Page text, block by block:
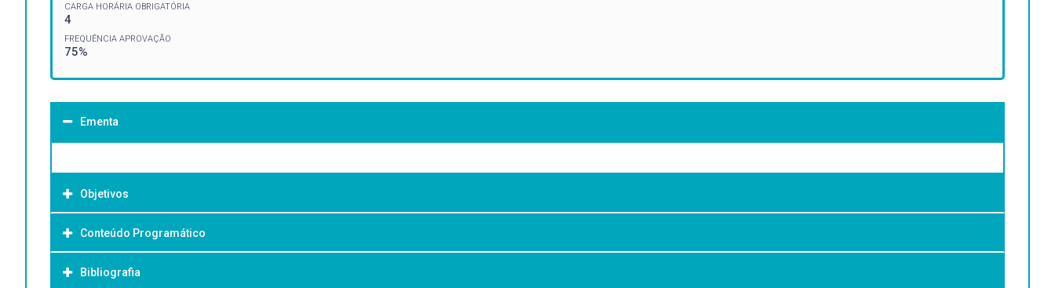
CARGA HORÁRIA OBRIGATÓRIA
4
FREQUÊNCIA APROVAÇÃO
75%
Ementa
Objetivos
Objetivo Geral:
Conteúdo Programático
Bibliografia